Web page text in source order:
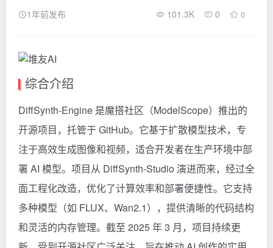
1年前发布 101.3K 0 0
综合介绍
DiffSynth-Engine 是魔搭社区（ModelScope）推出的
开源项目，托管于 GitHub。它基于扩散模型技术，专
注于高效生成图像和视频，适合开发者在生产环境中部
署 AI 模型。项目从 DiffSynth-Studio 演进而来，经过全
面工程化改造，优化了计算效率和部署便捷性。它支持
多种模型（如 FLUX、Wan2.1），提供清晰的代码结构
和灵活的内存管理。截至 2025 年 3 月，项目持续更